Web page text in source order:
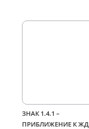
ЗНАК 1.4.1 –
ПРИБЛИЖЕНИЕ К ЖД